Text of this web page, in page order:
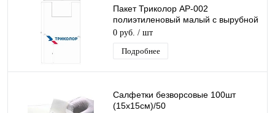
Пакет Триколор АР-002
полиэтиленовый малый с вырубной
ручкой
0 руб. / шт
Подробнее
Салфетки безворсовые 100шт
(15х15см)/50